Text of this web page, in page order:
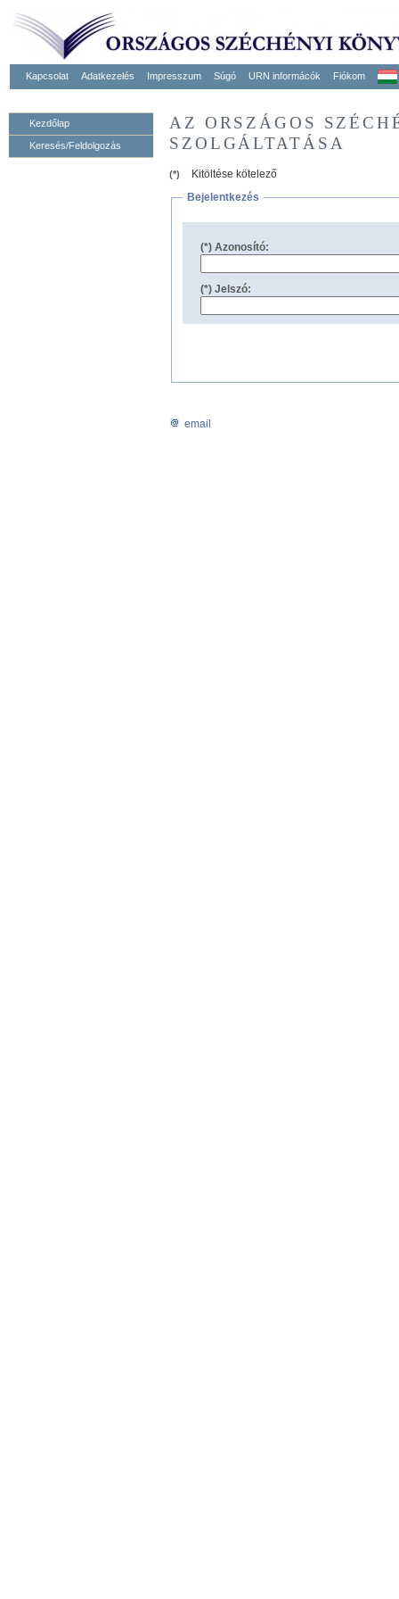
Kapcsolat Adatkezelés Impresszum Súgó URN informácók Fiókom
Kezdőlap
Keresés/Feldolgozás
AZ ORSZÁGOS
SZOLGÁLTATÁSA
(*)
Kitöltése kötelező
Bejelentkezés
(*) Azonosító:
(*) Jelszó:
email